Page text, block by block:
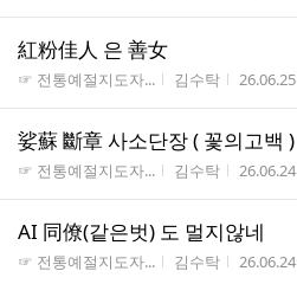
紅粉佳人 은 善女
게시판명
☞ 전통예절지도자... 작성자
김수탁 작성시간
26.06.25
娑蘇 斷章 사소단장 ( 꽃의고백 )
게시판명
☞ 전통예절지도자... 작성자
김수탁 작성시간
26.06.24
AI 同僚(같은벗) 도 멀지않네
게시판명
☞ 전통예절지도자... 작성자
김수탁 작성시간
26.06.24